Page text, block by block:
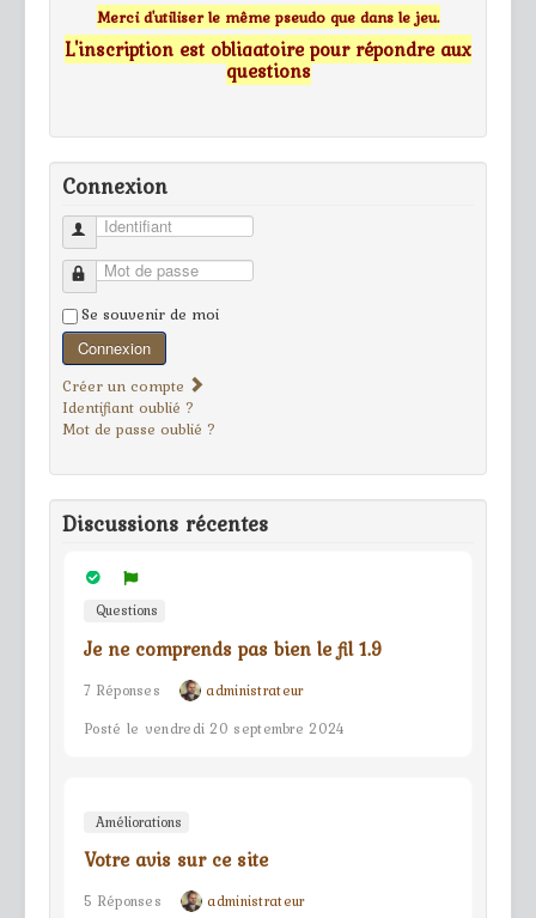
Merci d'utiliser le même pseudo que dans le jeu.
L'inscription est obligatoire pour répondre aux
questions
Connexion
Identifiant
Mot de passe
Se souvenir de moi
Connexion
Créer un compte
Identifiant oublié ?
Mot de passe oublié ?
Discussions récentes
Questions
Je ne comprends pas bien le fil 1.9
7 Réponses
administrateur
Posté le vendredi 20 septembre 2024
Améliorations
Votre avis sur ce site
5 Réponses
administrateur